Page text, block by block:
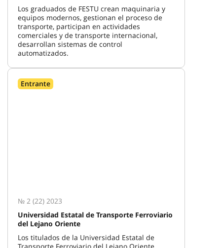
Los graduados de FESTU crean maquinaria y
equipos modernos, gestionan el proceso de
transporte, participan en actividades
comerciales y de transporte internacional,
desarrollan sistemas de control
automatizados.
Entrante
№ 2 (22) 2023
Universidad Estatal de Transporte Ferroviario
del Lejano Oriente
Los titulados de la Universidad Estatal de